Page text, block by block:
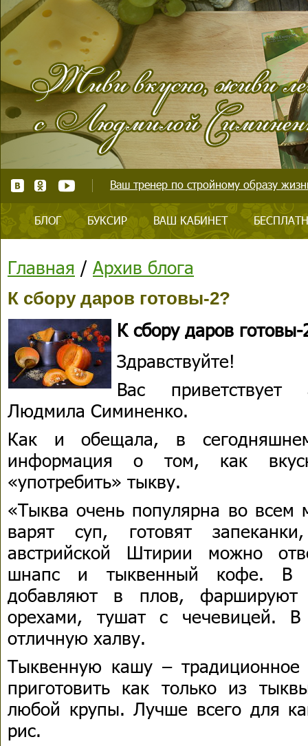
Ваш тренер по стройному образу
БЛОГ БУКСИР ВАШ КАБИНЕТ
Главная / Архив блога
К сбору даров готовы-2?
К сбору даров готовы-
Здравствуйте!
Вас
Людмила Симиненко.
Как и обещала, в
информация о том, как
«употребить» тыкву.
«Тыква очень популярна во
варят суп, готовят
австрийской Штирии можно
шнапс и тыквенный кофе. В
добавляют в плов,
орехами, тушат с чечевицей.
отличную халву.
Тыквенную кашу –
приготовить как только из
любой крупы. Лучше всего для
рис.